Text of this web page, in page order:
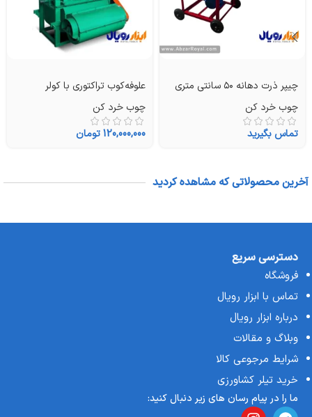
استفاده قرار گیرد. این ویژگی‌ها باعث شده است که این دستگاه یکی
از پرفروش‌ترین ماشین‌آلات در صنعت چوب باشد.
B&S2100
مشخصه
قدرت موتور
حجم مخزن روغن
تعداد چکش‌ها
قطر برش
سایز خروجی چوب‌های خرد شده
دهانه بار
چیپر ذرت دهانه ۵۰ سانتی‌ متری
چوب خرد کن
تماس بگیرید
علوفه‌کوب تراکتوری با کولر
چوب خرد کن
120,000,000تومان
آخرین محصولاتی که مشاهده کردید
دسترسی سریع
فروشگاه
تماس با ابزار رویال
درباره ابزار رویال
وبلاگ و مقالات
شرایط مرجوعی کالا
خرید تیلر کشاورزی
ما را در پیام رسان های زیر دنبال کنید: